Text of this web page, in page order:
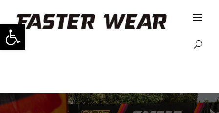
Abrir barra de herramientas